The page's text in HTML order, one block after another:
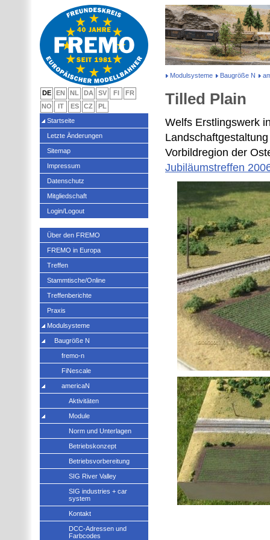
Modulsysteme Baugröße N
Tilled Plain
Welfs Erstlingswerk
Vorbildregion der
Jubiläumstreffen
DE EN NL DA SV FI
FR
NO
IT ES CZ
PL
Startseite
Letzte Änderungen
Sitemap
Impressum
Datenschutz
Mitgliedschaft
Login/Logout
Über den FREMO
FREMO in Europa
Treffen
Stammtische/Online
Treffenberichte
Praxis
Modulsysteme
Baugröße N
fremo-n
FiNescale
americaN
Aktivitäten
Module
Norm und Unterlagen
Betriebskonzept
Betriebsvorbereitung
SIG River Valley
SIG industries + car
system
Kontakt
DCC-Adressen und
Farbcodes